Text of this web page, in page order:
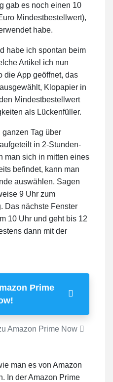
gab es noch einen 10
Mindestbestellwert),
habe.
habe ich spontan beim
Artikel ich nun
die App geöffnet, das
Klopapier in
Mindestbestellwert
als Lückenfüller.
Tag über
in 2-Stunden-
man sich in mitten eines
befindet, kann man
auswählen. Sagen
9 Uhr zum
Das nächste Fenster
10 Uhr und geht bis 12
dann mit der
Prime
Amazon Prime Now
man es von Amazon
In der Amazon Prime